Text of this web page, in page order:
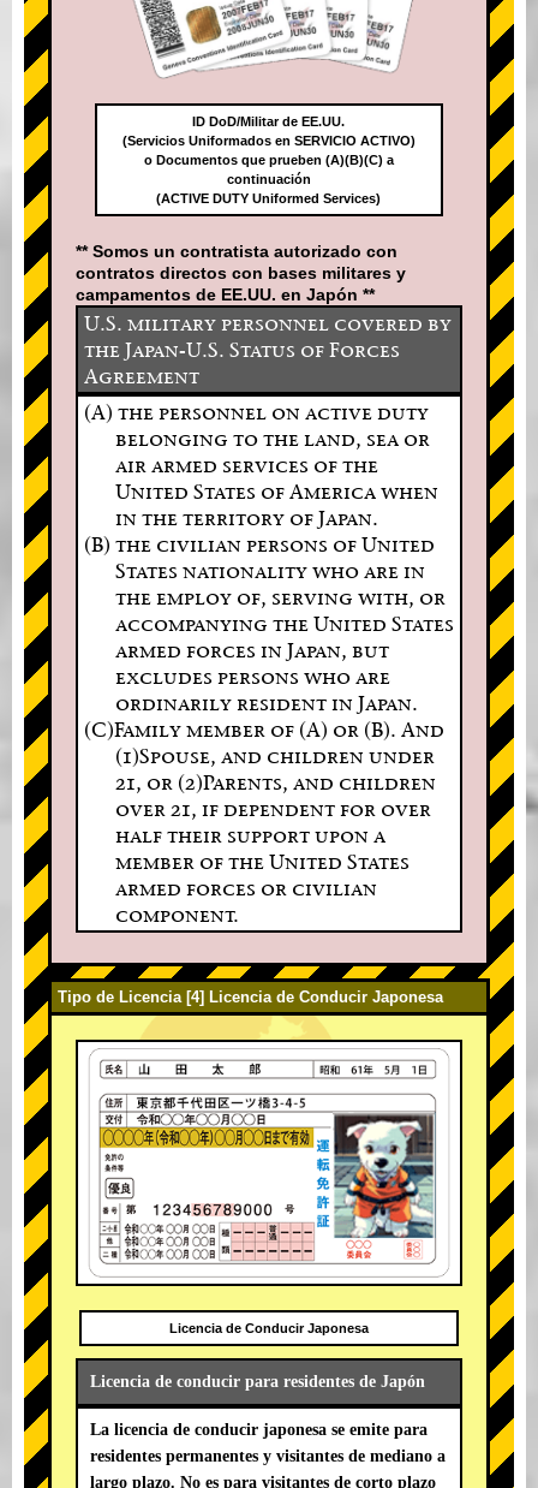
ID DoD/Militar de EE.UU.
(Servicios Uniformados en SERVICIO ACTIVO)
o Documentos que prueben (A)(B)(C) a
continuación
(ACTIVE DUTY Uniformed Services)
** Somos un contratista autorizado con
contratos directos con bases militares y
campamentos de EE.UU. en Japón **
U.S. military personnel covered by
the Japan-U.S. Status of Forces
Agreement
(A) the personnel on active duty
belonging to the land, sea or
air armed services of the
United States of America when
in the territory of Japan.
(B) the civilian persons of United
States nationality who are in
the employ of, serving with, or
accompanying the United States
armed forces in Japan, but
excludes persons who are
ordinarily resident in Japan.
(C)Family member of (A) or (B). And
(1)Spouse, and children under
21, or (2)Parents, and children
over 21, if dependent for over
half their support upon a
member of the United States
armed forces or civilian
component.
Tipo de Licencia [4] Licencia de Conducir Japonesa
Licencia de Conducir Japonesa
Licencia de conducir para residentes de Japón
La licencia de conducir japonesa se emite para
residentes permanentes y visitantes de mediano a
largo plazo. No es para visitantes de corto plazo